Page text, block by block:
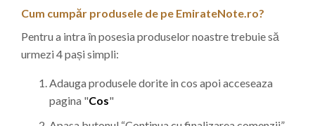
Cum cumpăr produsele de pe EmirateNote.ro?
Pentru a intra în posesia produselor noastre trebuie să
urmezi 4 pași simpli:
Adauga produsele dorite in cos apoi acceseaza
pagina "Cos"